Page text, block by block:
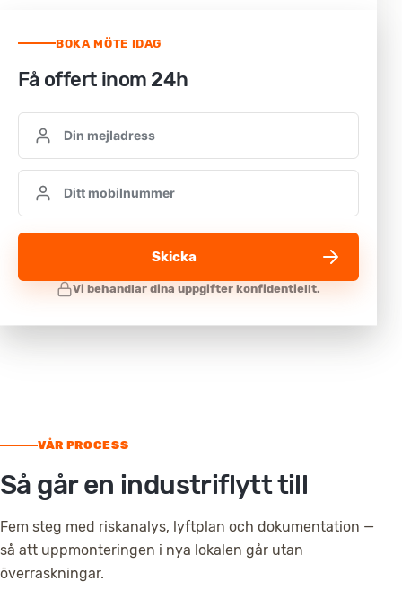
BOKA MÖTE IDAG
Få offert inom 24h
Skicka
VÅR PROCESS
Så går en industriflytt till
Fem steg med riskanalys, lyftplan och dokumentation —
så att uppmonteringen i nya lokalen går utan
överraskningar.